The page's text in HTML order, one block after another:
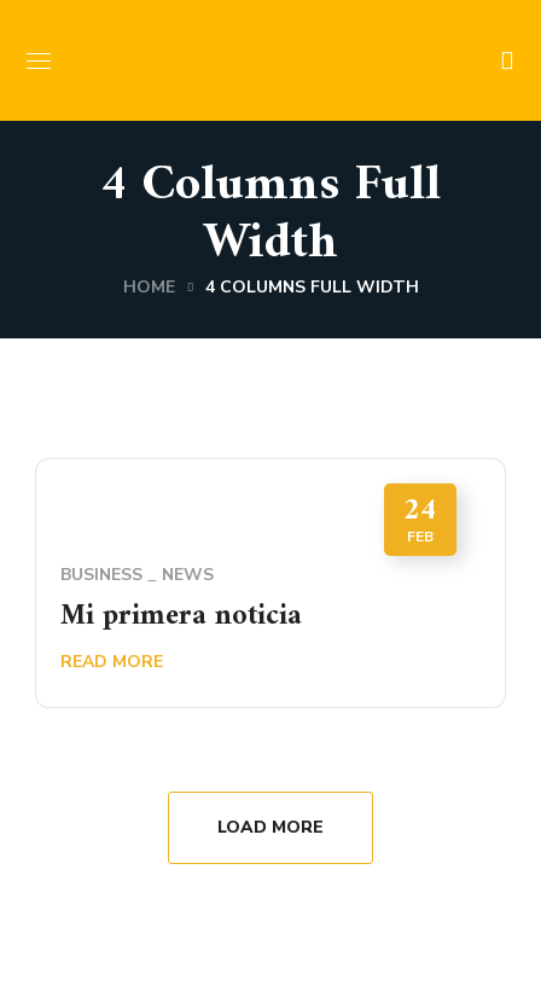
4 Columns Full
Width
HOME 4 COLUMNS FULL WIDTH
24
FEB
BUSINESS NEWS
Mi primera noticia
READ MORE
LOAD MORE